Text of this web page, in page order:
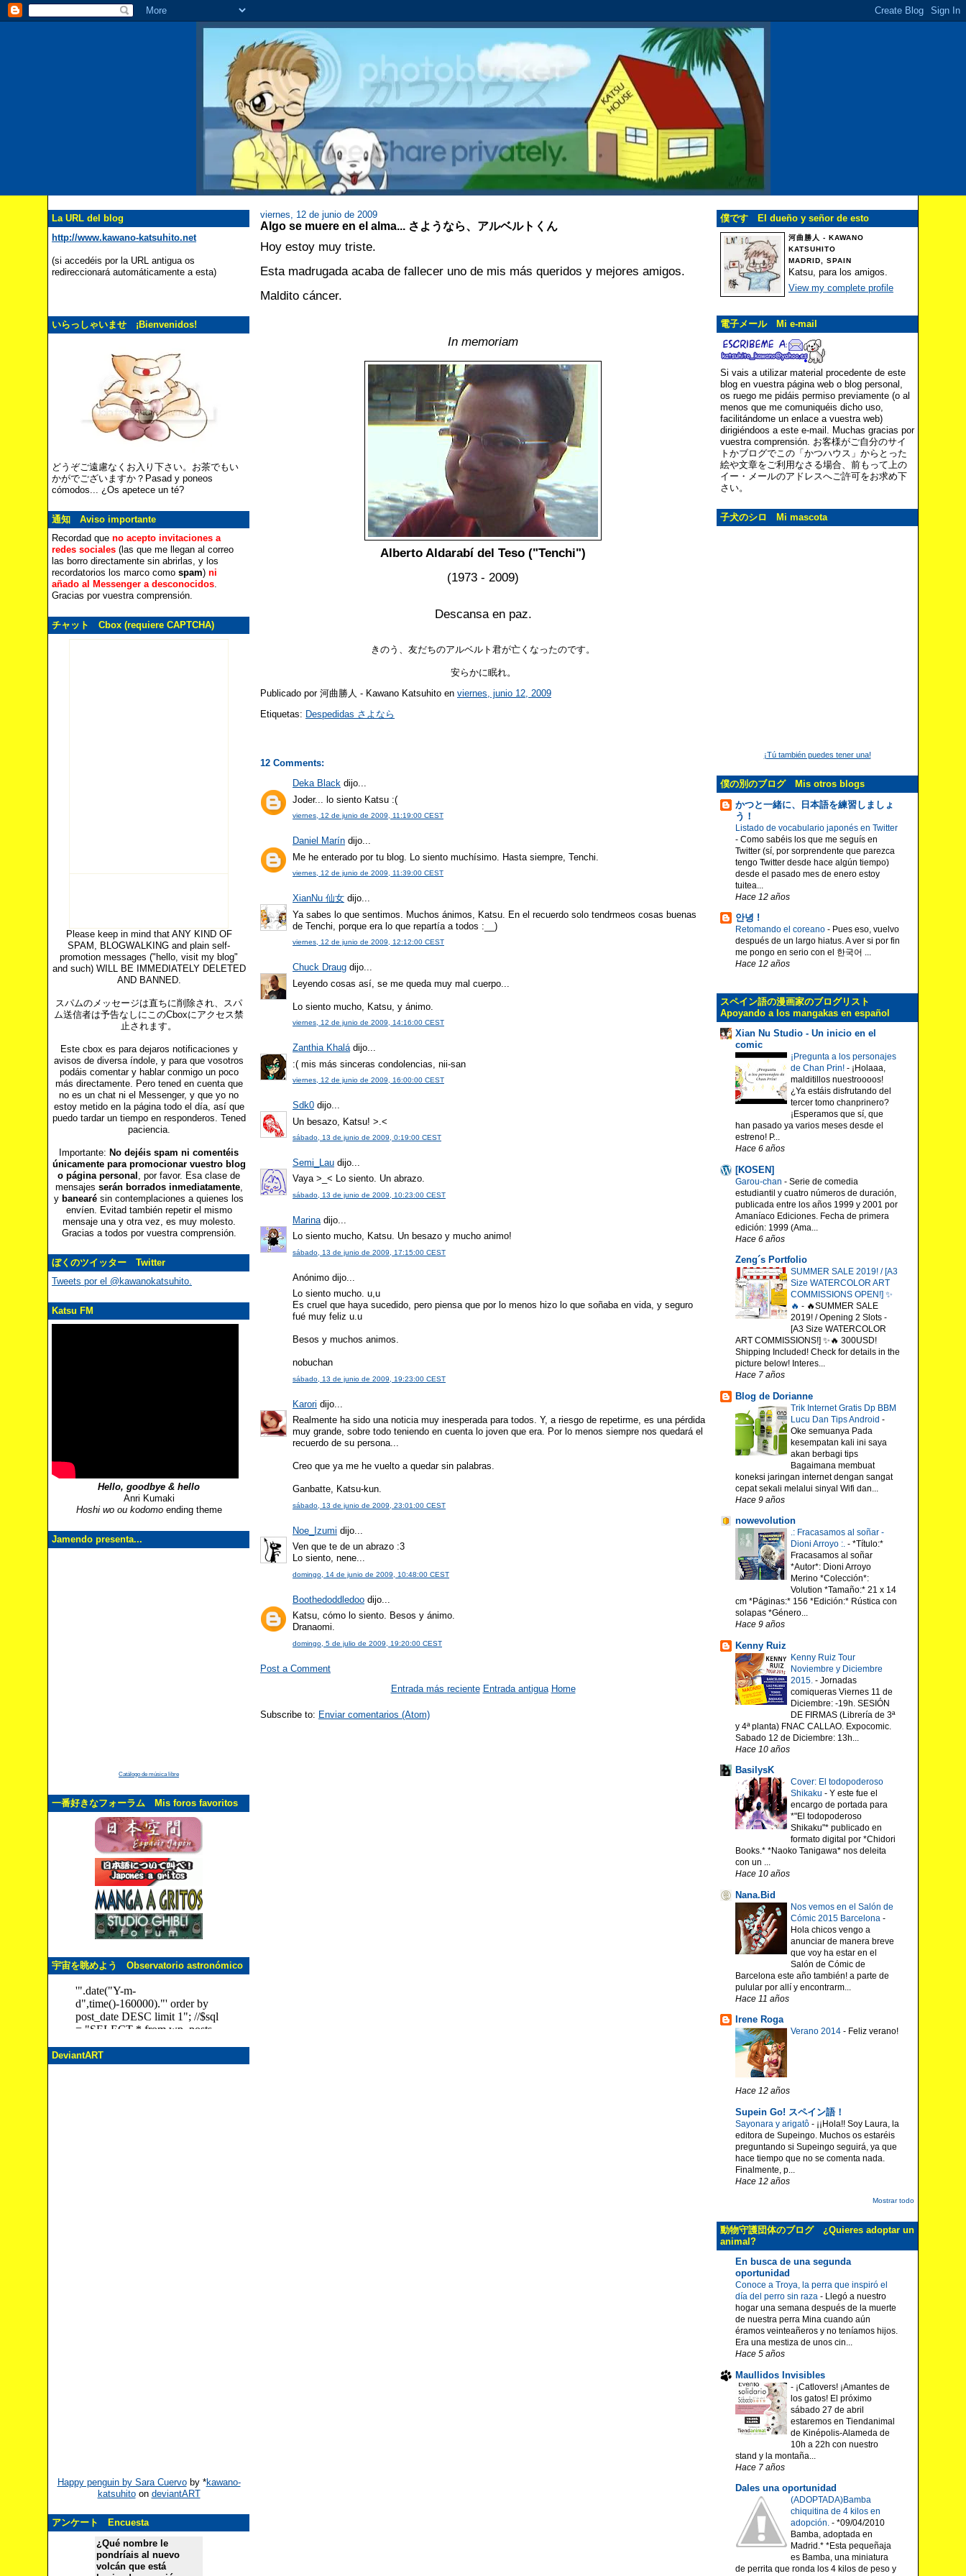
La URL del blog
http://www.kawano-katsuhito.net
(si accedéis por la URL antigua os
redireccionará automáticamente a esta)
いらっしゃいませ ¡Bienvenidos!
どうぞご遠慮なくお入り下さい。お茶でもい
かがでございますか？Pasad y poneos
cómodos... ¿Os apetece un té?
通知 Aviso importante
Recordad que no acepto invitaciones a
redes sociales (las que me llegan al correo
las borro directamente sin abrirlas, y los
recordatorios los marco como spam) ni
añado al Messenger a desconocidos.
Gracias por vuestra comprensión.
チャット Cbox (requiere CAPTCHA)
Please keep in mind that ANY KIND OF
SPAM, BLOGWALKING and plain self-
promotion messages ("hello, visit my blog"
and such) WILL BE IMMEDIATELY DELETED
AND BANNED.
スパムのメッセージは直ちに削除され、スパ
ム送信者は予告なしにこのCboxにアクセス禁
止されます。
Este cbox es para dejaros notificaciones y
avisos de diversa índole, y para que vosotros
podáis comentar y hablar conmigo un poco
más directamente. Pero tened en cuenta que
no es un chat ni el Messenger, y que yo no
estoy metido en la página todo el día, así que
puedo tardar un tiempo en responderos. Tened
paciencia.
Importante: No dejéis spam ni comentéis
únicamente para promocionar vuestro blog
o página personal
, por favor. Esa clase de
mensajes serán borrados inmediatamente,
y banearé sin contemplaciones a quienes los
envíen. Evitad también repetir el mismo
mensaje una y otra vez, es muy molesto.
Gracias a todos por vuestra comprensión.
ぼくのツイッター Twitter
Tweets por el @kawanokatsuhito.
Katsu FM
Hello, goodbye & hello
Anri Kumaki
Hoshi wo ou kodomoending theme
Jamendo presenta...
Catálogo de música libre
一番好きなフォーラム Mis foros favoritos
宇宙を眺めよう Observatorio astronómico
DeviantART
Happy penguin by Sara Cuervoby *kawano-
katsuhitoon deviantART
アンケート Encuesta
¿Qué nombre le
pondríais al nuevo
volcán que está
viernes, 12 de junio de 2009
Algo se muere en el alma... さようなら、アルベルトくん
Hoy estoy muy triste.
Esta madrugada acaba de fallecer uno de mis más queridos y mejores amigos.
Maldito cáncer.
In memoriam
Alberto Aldarabí del Teso ("Tenchi")
(1973 - 2009)
Descansa en paz.
きのう、友だちのアルベルト君が亡くなったのです。
安らかに眠れ。
Publicado por 河曲勝人 - Kawano Katsuhito en viernes, junio 12, 2009
Etiquetas: Despedidas さよなら
12 Comments:
Deka Black dijo...
Joder... lo siento Katsu :(
viernes, 12 de junio de 2009, 11:19:00 CEST
Daniel Marín dijo...
Me he enterado por tu blog. Lo siento muchísimo. Hasta siempre, Tenchi.
viernes, 12 de junio de 2009, 11:39:00 CEST
XianNu 仙女 dijo...
Ya sabes lo que sentimos. Muchos ánimos, Katsu. En el recuerdo solo tendrmeos cosas buenas
de Tenchi, porque era lo que repartía a todos :__)
viernes, 12 de junio de 2009, 12:12:00 CEST
Chuck Draug dijo...
Leyendo cosas así, se me queda muy mal cuerpo...
Lo siento mucho, Katsu, y ánimo.
viernes, 12 de junio de 2009, 14:16:00 CEST
Zanthia Khaládijo...
:( mis más sinceras condolencias, nii-san
viernes, 12 de junio de 2009, 16:00:00 CEST
Sdk0 dijo...
Un besazo, Katsu! >.<
sábado, 13 de junio de 2009, 0:19:00 CEST
Semi_Lau dijo...
Vaya >_< Lo siento. Un abrazo.
sábado, 13 de junio de 2009, 10:23:00 CEST
Marina dijo...
Lo siento mucho, Katsu. Un besazo y mucho animo!
sábado, 13 de junio de 2009, 17:15:00 CEST
Anónimo dijo...
Lo siento mucho. u,u
Es cruel que haya sucedido, pero piensa que por lo menos hizo lo que soñaba en vida, y seguro
fué muy feliz u.u
Besos y muchos animos.
nobuchan
sábado, 13 de junio de 2009, 19:23:00 CEST
Karori dijo...
Realmente ha sido una noticia muy inesperada para todos. Y, a riesgo de repetirme, es una pérdida
muy grande, sobre todo teniendo en cuenta lo joven que era. Por lo menos siempre nos quedará el
recuerdo de su persona...
Creo que ya me he vuelto a quedar sin palabras.
Ganbatte, Katsu-kun.
sábado, 13 de junio de 2009, 23:01:00 CEST
Noe_Izumi dijo...
Ven que te de un abrazo :3
Lo siento, nene...
domingo, 14 de junio de 2009, 10:48:00 CEST
Boothedoddledoo dijo...
Katsu, cómo lo siento. Besos y ánimo.
Dranaomi.
domingo, 5 de julio de 2009, 19:20:00 CEST
Post a Comment
Entrada más reciente Entrada antigua Home
Subscribe to: Enviar comentarios (Atom)
僕です El dueño y señor de esto
河曲勝人 - KAWANO
KATSUHITO
MADRID, SPAIN
Katsu, para los amigos.
View my complete profile
電子メール Mi e-mail
Si vais a utilizar material procedente de este
blog en vuestra página web o blog personal,
os ruego me pidáis permiso previamente (o al
menos que me comuniquéis dicho uso,
facilitándome un enlace a vuestra web)
dirigiéndoos a este e-mail. Muchas gracias por
vuestra comprensión. お客様がご自分のサイ
トかブログでこの「かつハウス」からとった
絵や文章をご利用なさる場合、前もって上の
イー・メールのアドレスへご許可をお求め下
さい。
子犬のシロ Mi mascota
¡Tú también puedes tener una!
僕の別のブログ Mis otros blogs
かつと一緒に、日本語を練習しましょ
う！
Listado de vocabulario japonés en Twitter
- Como sabéis los que me seguís en
Twitter (sí, por sorprendente que parezca
tengo Twitter desde hace algún tiempo)
desde el pasado mes de enero estoy
tuitea...
Hace 12 años
안녕 !
Retomando el coreano - Pues eso, vuelvo
después de un largo hiatus. A ver si por fin
me pongo en serio con el 한국어 ...
Hace 12 años
スペイン語の漫画家のブログリスト
Apoyando a los mangakas en español
Xian Nu Studio - Un inicio en el
comic
¡Pregunta a los personajes
de Chan Prin! - ¡Holaaa,
malditillos nuestroooos!
¿Ya estáis disfrutando del
tercer tomo chanprinero?
¡Esperamos que sí, que
han pasado ya varios meses desde el
estreno! P...
Hace 6 años
[KOSEN]
Garou-chan - Serie de comedia
estudiantil y cuatro números de duración,
publicada entre los años 1999 y 2001 por
Amaníaco Ediciones. Fecha de primera
edición: 1999 (Ama...
Hace 6 años
Zeng´s Portfolio
SUMMER SALE 2019! / [A3
Size WATERCOLOR ART
COMMISSIONS OPEN!] ✨
🔥 - 🔥SUMMER SALE
2019! / Opening 2 Slots -
[A3 Size WATERCOLOR
ART COMMISSIONS!] ✨🔥 300USD!
Shipping Included! Check for details in the
picture below! Interes...
Hace 7 años
Blog de Dorianne
Trik Internet Gratis Dp BBM
Lucu Dan Tips Android -
Oke semuanya Pada
kesempatan kali ini saya
akan berbagi tips
Bagaimana membuat
koneksi jaringan internet dengan sangat
cepat sekali melalui sinyal Wifi dan...
Hace 9 años
nowevolution
.: Fracasamos al soñar -
Dioni Arroyo :. - *Título:*
Fracasamos al soñar
*Autor*: Dioni Arroyo
Merino *Colección*:
Volution *Tamaño:* 21 x 14
cm *Páginas:* 156 *Edición:* Rústica con
solapas *Género...
Hace 9 años
Kenny Ruiz
Kenny Ruiz Tour
Noviembre y Diciembre
2015. - Jornadas
comiqueras Viernes 11 de
Diciembre: -19h. SESIÓN
DE FIRMAS (Librería de 3ª
y 4ª planta) FNAC CALLAO. Expocomic.
Sabado 12 de Diciembre: 13h...
Hace 10 años
BasilysK
Cover: El todopoderoso
Shikaku - Y este fue el
encargo de portada para
*"El todopoderoso
Shikaku"* publicado en
formato digital por *Chidori
Books.* *Naoko Tanigawa* nos deleita
con un ...
Hace 10 años
Nana.Bid
Nos vemos en el Salón de
Cómic 2015 Barcelona -
Hola chicos vengo a
anunciar de manera breve
que voy ha estar en el
Salón de Cómic de
Barcelona este año también! a parte de
pulular por allí y encontrarm...
Hace 11 años
Irene Roga
Verano 2014 - Feliz verano!
Hace 12 años
Supein Go! スペイン語！
Sayonara y arigatô - ¡¡Hola!! Soy Laura, la
editora de Supeingo. Muchos os estaréis
preguntando si Supeingo seguirá, ya que
hace tiempo que no se comenta nada.
Finalmente, p...
Hace 12 años
Mostrar todo
動物守護団体のブログ ¿Quieres adoptar un
animal?
En busca de una segunda
oportunidad
Conoce a Troya, la perra que inspiró el
día del perro sin raza - Llegó a nuestro
hogar una semana después de la muerte
de nuestra perra Mina cuando aún
éramos veinteañeros y no teníamos hijos.
Era una mestiza de unos cin...
Hace 5 años
Maullidos Invisibles
- ¡Catlovers! ¡Amantes de
los gatos! El próximo
sábado 27 de abril
estaremos en Tiendanimal
de Kinépolis-Alameda de
10h a 22h con nuestro
stand y la montaña...
Hace 7 años
Dales una oportunidad
(ADOPTADA)Bamba
chiquitina de 4 kilos en
adopción. - *09/04/2010
Bamba, adoptada en
Madrid.* *Esta pequeñaja
es Bamba, una miniatura
de perrita que ronda los 4 kilos de peso y